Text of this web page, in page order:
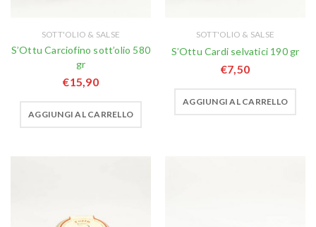
SOTT'OLIO & SALSE
S’Ottu Carciofino sott’olio 580
gr
€15,90
AGGIUNGI AL CARRELLO
SOTT'OLIO & SALSE
S’Ottu Cardi selvatici 190 gr
€7,50
AGGIUNGI AL CARRELLO